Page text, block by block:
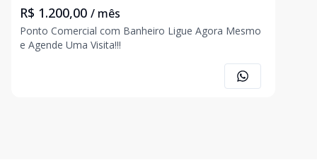
R$ 1.200,00 / mês
Ponto Comercial com Banheiro Ligue Agora Mesmo
e Agende Uma Visita!!!